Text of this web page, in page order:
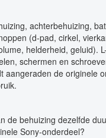
achterbehuizing,
(d-pad, cirkel,
helderheid, geluid).
schermen en
aangeraden de originele
de behuizing dezelfde
Sony-onderdeel?